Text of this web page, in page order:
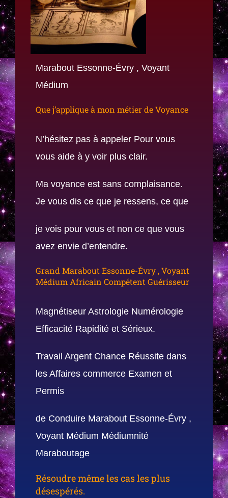
Marabout Essonne-Évry , Voyant
Médium
Que j’applique à mon métier de Voyance
N’hésitez pas à appeler Pour vous
vous aide à y voir plus clair.
Ma voyance est sans complaisance.
Je vous dis ce que je ressens, ce que
je vois pour vous et non ce que vous
avez envie d’entendre.
Grand Marabout Essonne-Évry , Voyant
Médium Africain Compétent Guérisseur
Magnétiseur Astrologie Numérologie
Efficacité Rapidité et Sérieux.
Travail Argent Chance Réussite dans
les Affaires commerce Examen et
Permis
de Conduire Marabout Essonne-Évry ,
Voyant Médium Médiumnité
Maraboutage
Résoudre même les cas les plus
désespérés.